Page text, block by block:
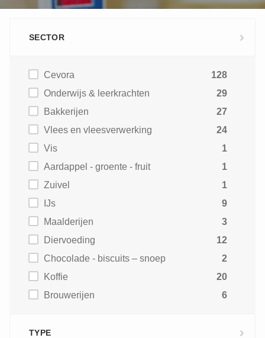
SECTOR
Cevora
128
Onderwijs & leerkrachten
29
Bakkerijen
27
Vlees en vleesverwerking
24
Vis
1
Aardappel - groente - fruit
1
Zuivel
1
IJs
9
Maalderijen
3
Diervoeding
12
Chocolade - biscuits – snoep
2
Koffie
20
Brouwerijen
6
TYPE